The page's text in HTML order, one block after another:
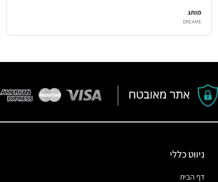
מותג
DREAME
ניווט כללי
דף הבית